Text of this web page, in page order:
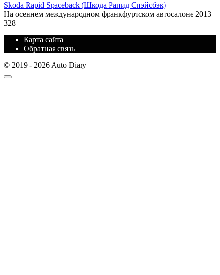
Skoda Rapid Spaceback (Шкода Рапид Спэйсбэк)
На осеннем международном франкфуртском автосалоне 2013
328
Карта сайта
Обратная связь
© 2019 - 2026 Auto Diary